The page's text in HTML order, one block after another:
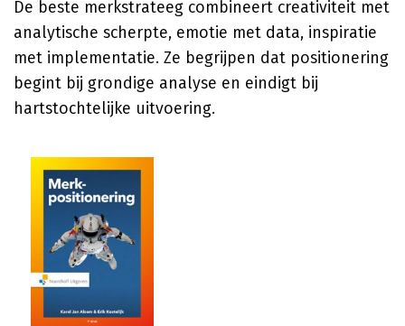
De beste merkstrateeg combineert creativiteit met
analytische scherpte, emotie met data, inspiratie
met implementatie. Ze begrijpen dat positionering
begint bij grondige analyse en eindigt bij
hartstochtelijke uitvoering.